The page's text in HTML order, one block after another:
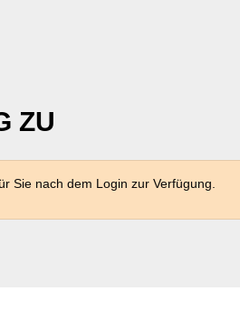
ZU
Sie nach dem Login zur Verfügung.